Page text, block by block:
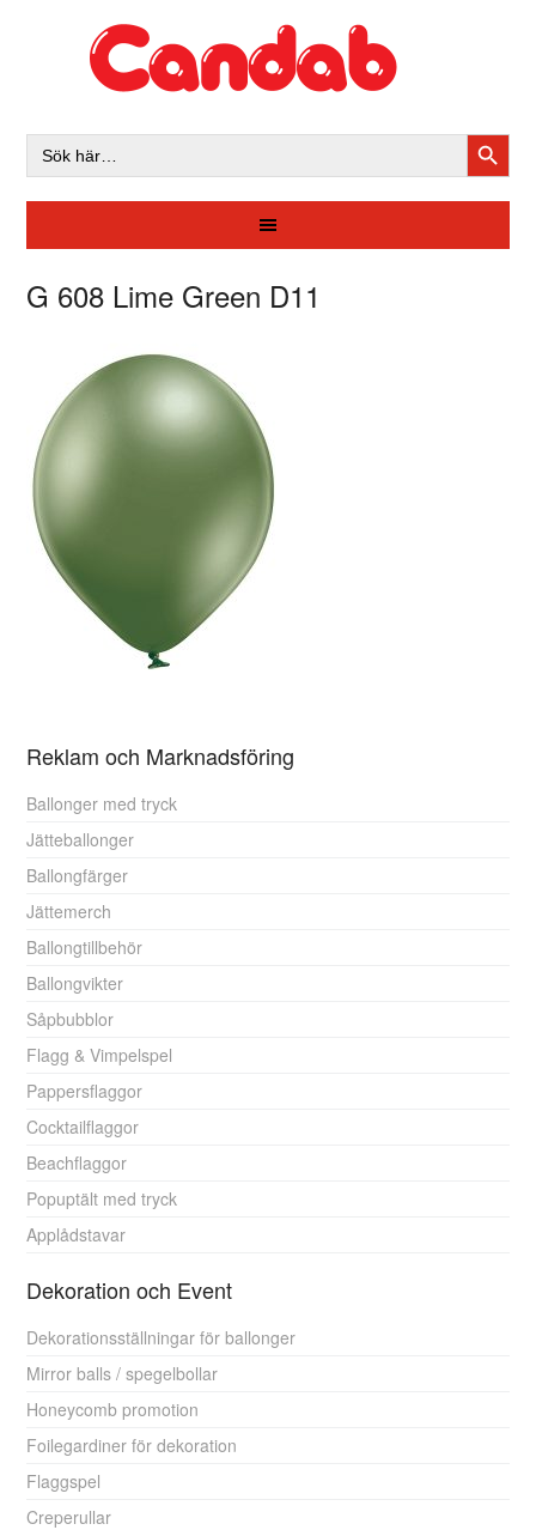
Sök
efter:
G 608 Lime Green D11
Reklam och Marknadsföring
Ballonger med tryck
Jätteballonger
Ballongfärger
Jättemerch
Ballongtillbehör
Ballongvikter
Såpbubblor
Flagg & Vimpelspel
Pappersflaggor
Cocktailflaggor
Beachflaggor
Popuptält med tryck
Applådstavar
Dekoration och Event
Dekorationsställningar för ballonger
Mirror balls / spegelbollar
Honeycomb promotion
Foilegardiner för dekoration
Flaggspel
Creperullar